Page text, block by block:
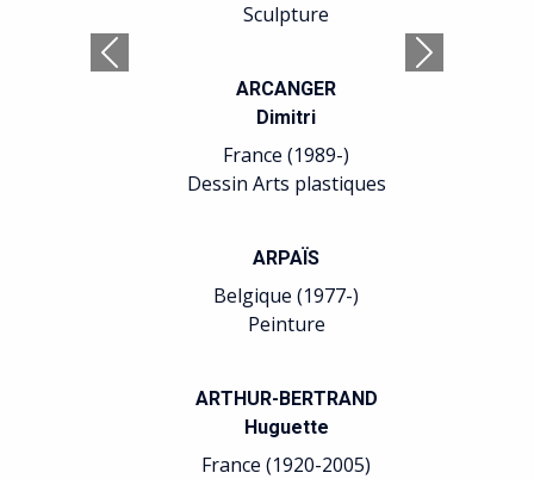
Sculpture
ARCANGER
Dimitri
France (1989-)
Dessin Arts plastiques
ARPAÏS
Belgique (1977-)
Peinture
ARTHUR-BERTRAND
Huguette
France (1920-2005)
Précédent Suivant